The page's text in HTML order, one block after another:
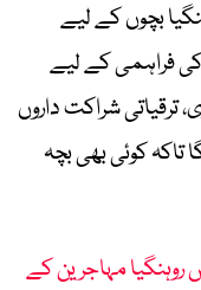
بچوں کے لیے
فراہمی کے لیے
ترقیاتی شراکت داروں
تاکہ کوئی بھی بچہ
روہنگیا مہاجرین کے